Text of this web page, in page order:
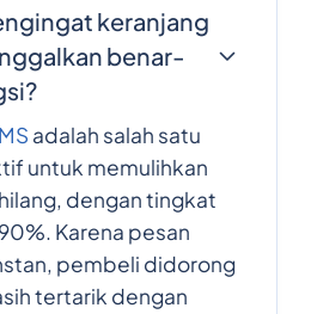
keranjang
benar-
adalah salah satu
untuk memulihkan
dengan tingkat
Karena pesan
pembeli didorong
tertarik dengan